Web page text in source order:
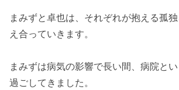
まみずと卓也は、それぞれが抱える孤
え合っていきます。
まみずは病気の影響で長い間、病院と
過ごしてきました。